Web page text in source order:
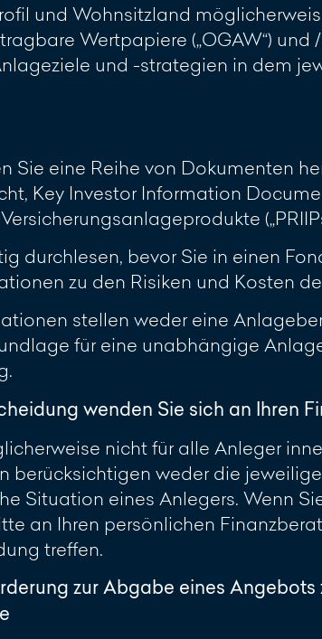
und Wohnsitzland
Wertpapiere („OGAW“)
und -strategien in dem
Sie eine Reihe von Dokumenten
Key Investor Information
durchlesen, bevor Sie in einen
zu den Risiken und Kosten
stellen weder eine
für eine unabhängige
wenden Sie sich an Ihren
nicht für alle Anleger
berücksichtigen weder die
Situation eines Anlegers. Wenn
an Ihren persönlichen
treffen.
zur Abgabe eines